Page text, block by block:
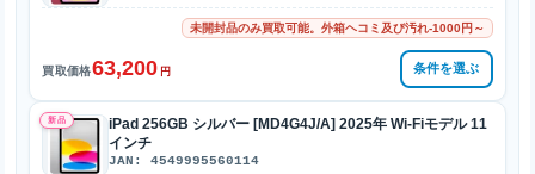
未開封品のみ買取可能。外箱ヘコミ及び汚れ-1000円～
買取価格63,200 円 条件を選ぶ
新品
iPad 256GB シルバー [MD4G4J/A] 2025年 Wi-Fiモデル 11
インチ
JAN: 4549995560114